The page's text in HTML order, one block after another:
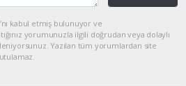
kabul etmiş bulunuyor ve
yorumunuzla ilgili doğrudan veya dolaylı
Yazılan tüm yorumlardan site